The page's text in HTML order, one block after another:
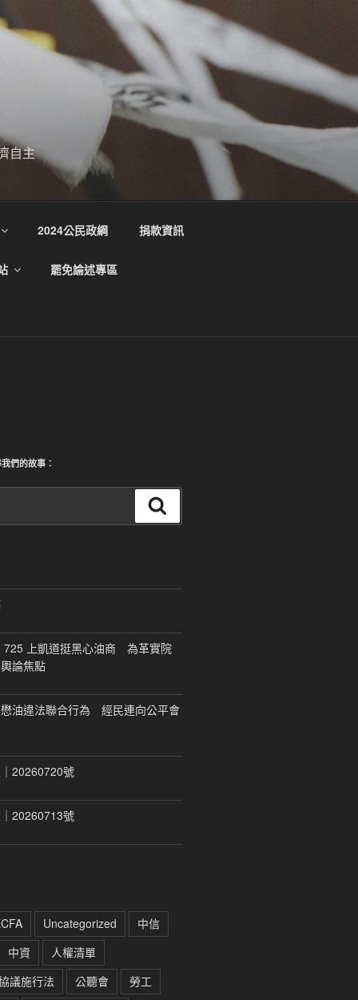
自主
2024公民政綱 捐款資訊
罷免論述專區
們的故事：
尋
725 上凱道挺黑心油商 為革實院
論焦點
油違法聯合行為 經民連向公平會
20260720號
20260713號
Uncategorized
中信
中資
人權清單
議施行法
公聽會
勞工